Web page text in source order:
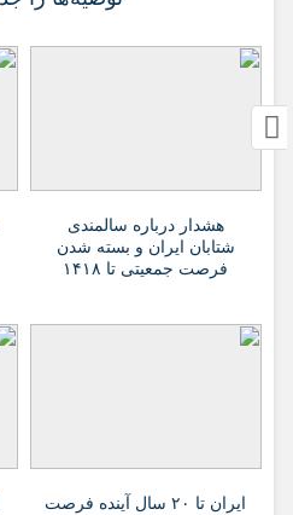
هشدار درباره سالمندی
شتابان ایران و بسته شدن
فرصت جمعیتی تا ۱۴۱۸
ایران تا ۲۰ سال آینده فرصت